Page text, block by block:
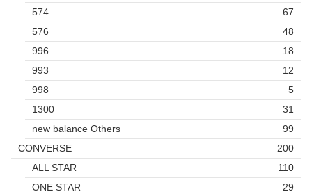
574
67
576
48
996
18
993
12
998
5
1300
31
new balance Others
99
CONVERSE
200
ALL STAR
110
ONE STAR
29